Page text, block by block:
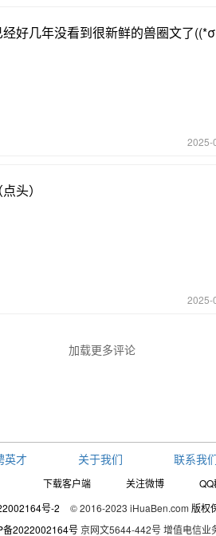
好几年没看到很新鲜的兽圈文了
2025-
头）
2025-
加载更多评论
英才 关于我们 联系我
下载客户端 关注微博
号-2
© 2016-2023 iHuaBen.com 版权
备2022002164号京网文5644-442号增值电信业